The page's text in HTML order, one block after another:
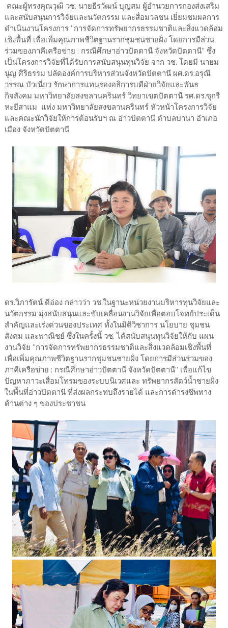
คณะผู้ทรงคุณวุฒิ วช. นายธีรวัฒน์ บุญสม ผู้อำนวยการกองส่งเสริม
และสนับสนุนการวิจัยและนวัตกรรม และสื่อมวลชน เยี่ยมชมผลการ
ดำเนินงานโครงการ “การจัดการทรัพยากรธรรมชาติและสิ่งแวดล้อม
เชิงพื้นที่ เพื่อเพิ่มคุณภาพชีวิตฐานรากชุมชนชายฝั่ง โดยการมีส่วน
ร่วมของภาคีเครือข่าย : กรณีศึกษาอ่าวปัตตานี จังหวัดปัตตานี” ซึ่ง
เป็นโครงการวิจัยที่ได้รับการสนับสนุนทุนวิจัย จาก วช. โดยมี นายม
นูญ ศิริธรรม ปลัดองค์การบริหารส่วนจังหวัดปัตตานี ผศ.ดร.อรุณี
วรรณ บัวเนี่ยว รักษาการแทนรองอธิการบดีฝ่ายวิจัยและพันธ
กิจสังคม มหาวิทยาลัยสงขลานครินทร์ วิทยาเขตปัตตานี รศ.ดร.ซุกรี
หะยีสาแม แห่ง มหาวิทยาลัยสงขลานครินทร์ หัวหน้าโครงการวิจัย
และคณะนักวิจัยให้การต้อนรับฯ ณ อ่าวปัตตานี ตำบลบานา อำเภอ
เมือง จังหวัดปัตตานี
ดร.วิภารัตน์ ดีอ่อง กล่าวว่า วช.ในฐานะหน่วยงานบริหารทุนวิจัยและ
นวัตกรรม มุ่งสนับสนุนและขับเคลื่อนงานวิจัยเพื่อตอบโจทย์ประเด็น
สำคัญและเร่งด่วนของประเทศ ทั้งในมิติวิชาการ นโยบาย ชุมชน
สังคม และพาณิชย์ ซึ่งในครั้งนี้ วช. ได้สนับสนุนทุนวิจัยให้กับ แผน
งานวิจัย “การจัดการทรัพยากรธรรมชาติและสิ่งแวดล้อมเชิงพื้นที่
เพื่อเพิ่มคุณภาพชีวิตฐานรากชุมชนชายฝั่ง โดยการมีส่วนร่วมของ
ภาคีเครือข่าย : กรณีศึกษาอ่าวปัตตานี จังหวัดปัตตานี” เพื่อแก้ไข
ปัญหาภาวะเสื่อมโทรมของระบบนิเวศและ ทรัพยากรสัตว์น้ำชายฝั่ง
ในพื้นที่อ่าวปัตตานี ที่ส่งผลกระทบถึงรายได้ และการดำรงชีพทาง
ด้านต่าง ๆ ของประชาชน